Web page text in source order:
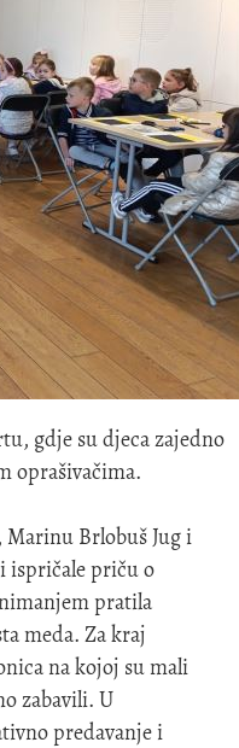
gdje su djeca zajedno
oprašivačima.
Marinu Brlobuš Jug i
ispričale priču o
pratila
meda. Za kraj
na kojoj su mali
zabavili. U
predavanje i